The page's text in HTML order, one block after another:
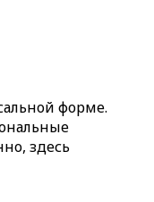
форме.
здесь